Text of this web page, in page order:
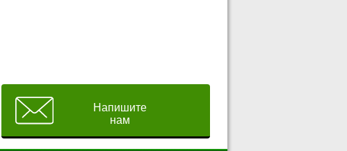
Напишите
нам